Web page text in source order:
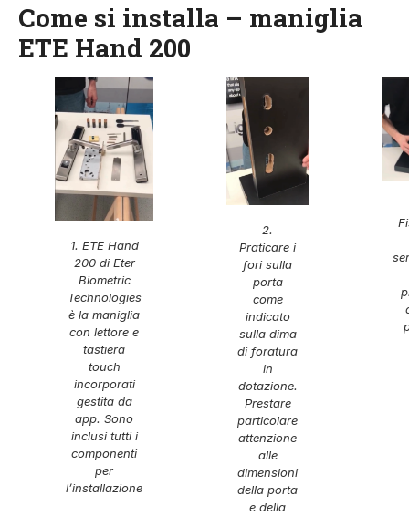
Come si installa – maniglia
ETE Hand 200
1. ETE Hand
200 di Eter
Biometric
Technologies
è la maniglia
con lettore e
tastiera
touch
incorporati
gestita da
app. Sono
inclusi tutti i
componenti
per
l’installazione
2.
Praticare i
fori sulla
porta
come
indicato
sulla dima
di foratura
in
dotazione.
Prestare
particolare
attenzione
alle
dimensioni
della porta
e della